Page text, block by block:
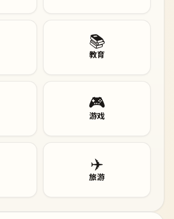
📚
教育
🎮
游戏
✈️
旅游